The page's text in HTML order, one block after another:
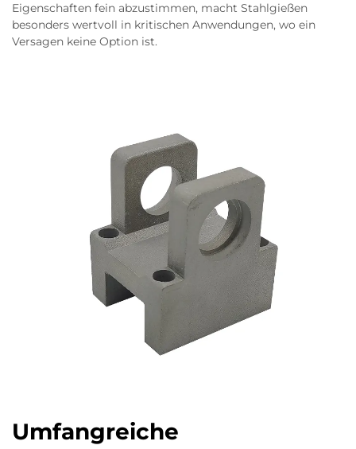
Eigenschaften fein abzustimmen, macht Stahlgießen
besonders wertvoll in kritischen Anwendungen, wo ein
Versagen keine Option ist.
Umfangreiche